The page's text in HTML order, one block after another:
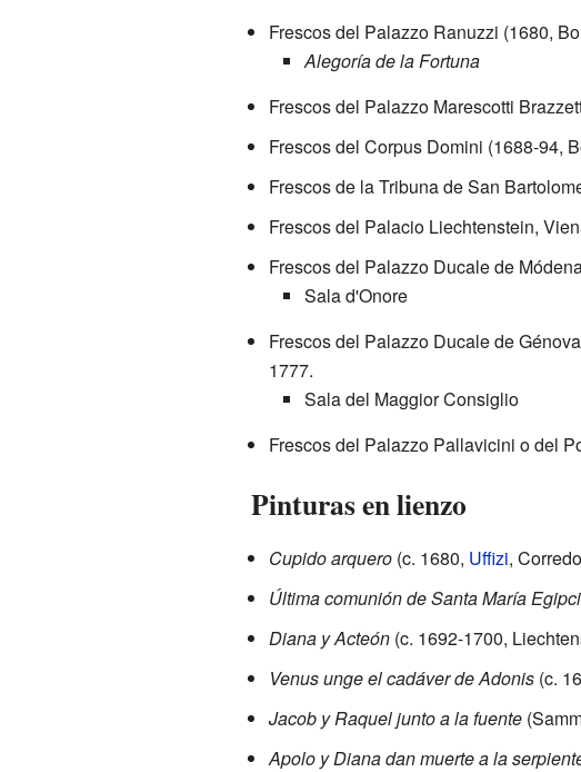
Frescos del Palazzo Ranuzzi (1680,
Alegoría de la Fortuna
Frescos del Palazzo Marescotti
Frescos del Corpus Domini (1688-94,
Frescos de la Tribuna de San
Frescos del Palacio Liechtenstein,
Frescos del Palazzo Ducale de
Sala d'Onore
Frescos del Palazzo Ducale de
1777.
Sala del Maggior Consiglio
Frescos del Palazzo Pallavicini o del
Pinturas en lienzo
Cupido arquero(c. 1680, Uffizi,
Última comunión de Santa María
Diana y Acteón(c. 1692-1700,
Venus unge el cadáver de Adonis(c.
Jacob y Raquel junto a la fuente
Apolo y Diana dan muerte a la